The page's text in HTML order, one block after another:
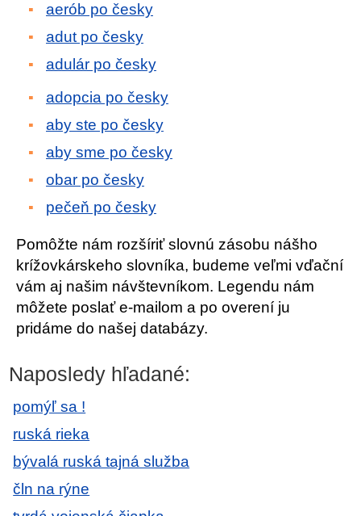
aerób po česky
adut po česky
adulár po česky
adopcia po česky
aby ste po česky
aby sme po česky
obar po česky
pečeň po česky
Pomôžte nám rozšíriť slovnú zásobu nášho
krížovkárskeho slovníka, budeme veľmi vďační
vám aj našim návštevníkom. Legendu nám
môžete poslať e-mailom a po overení ju
pridáme do našej databázy.
Naposledy hľadané:
pomýľ sa !
ruská rieka
bývalá ruská tajná služba
čln na rýne